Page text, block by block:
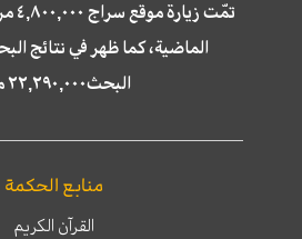
تمّت
الماضية، كما ظهر في نتائج
البحث٢٢,٢٩٠,٠٠٠ مرّة.
منابع الحكمة
القرآن الكريم